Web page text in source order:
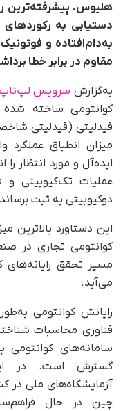
دستیابی به
به‌دام‌افتاده و
مقاوم در برابر خطا
به‌گزارش سرویس لپ‌تاپ
کوانتومی ساخته
فیدلیتی (فیدلیتی
میزان انطباق عملکرد
دوکیوبیتی به ثبت
این دستاورد بالاترین
کوانتومی تجاری در
مسیر تحقق رایانه‌های
می‌آید.
رایانش کوانتومی
فناوری محاسبات
سامانه‌های کوانتومی
گسترش است. در
آزمایشگاه‌های ملی در
چین در حال